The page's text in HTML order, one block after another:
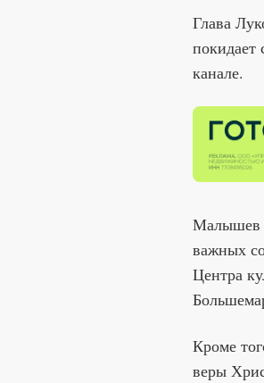
Глава
покидает
канале.
Малышев
важных
Центра
Кроме
веры